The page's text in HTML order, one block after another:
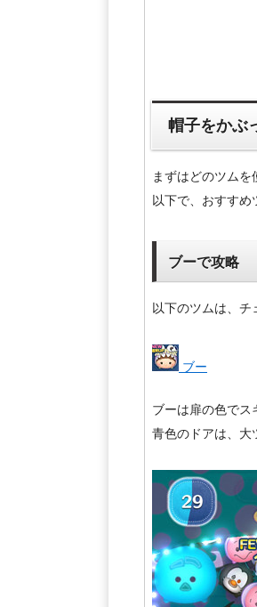
帽子をかぶ
まずはどのツム
以下で、おすすめ
ブーで攻略
以下のツムは、チ
ブー
ブーは扉の色でス
青色のドアは、大